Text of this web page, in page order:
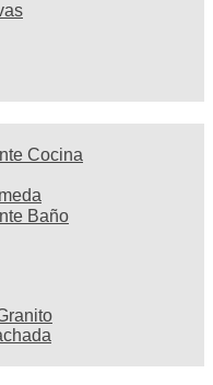
Cocina
Baño